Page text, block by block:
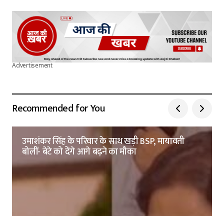
Advertisement
Recommended for You
उमाशंकर सिंह के परिवार के साथ खड़ी BSP, मायावती
बोलीं- बेटे को देंगे आगे बढ़ने का मौका